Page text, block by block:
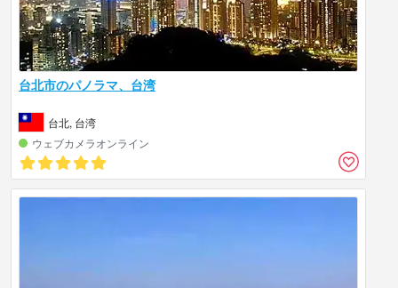
台北市のパノラマ、台湾
台北, 台湾
ウェブカメラオンライン